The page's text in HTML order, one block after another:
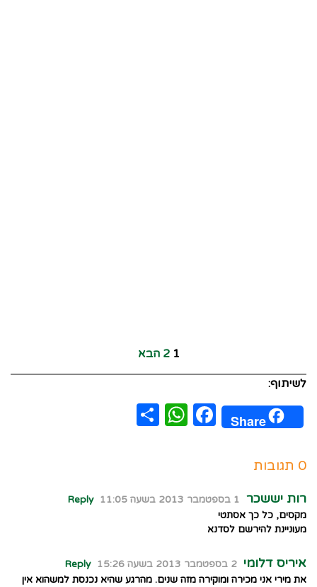
1
2 הבא
לשיתוף:
Share
Facebook
WhatsApp
0 תגובות
רות יששכר 1 בספטמבר 2013 בשעה 11:05
Reply
מקסים, כל כך אסתטי
מעוניינת להירשם לסדנא
איריס דלומי 2 בספטמבר 2013 בשעה 15:26
Reply
את מירי אני מכירה ומוקירה מזה שנים. מהרגע שהיא נכנסת למשהוא אין